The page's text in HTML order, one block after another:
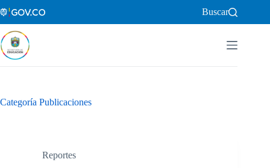
al
contenido
Buscar
Categoría Publicaciones
Reportes